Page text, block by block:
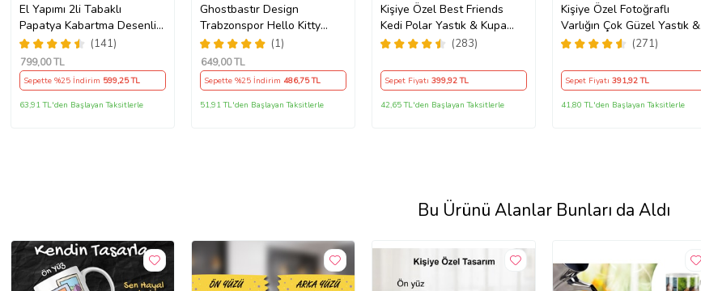
El Yapımı 2li Tabaklı
Papatya Kabartma Desenli
Beren Kupa - Seviyor
Sevmiyor
(141)
799,00 TL
Sepette %25 İndirim 599,25 TL
63,91 TL'den Başlayan Taksitlerle
Ghostbastır Design
Trabzonspor Hello Kitty
Kupa Bardak Tek Adet 089
(1)
649,00 TL
Sepette %25 İndirim 486,75 TL
51,91 TL'den Başlayan Taksitlerle
Kişiye Özel Best Friends
Kedi Polar Yastık & Kupa
Arkadaşa Hediye
(283)
Sepet Fiyatı 399,92 TL
42,65 TL'den Başlayan Taksitlerle
Kişiye Özel Fotoğraflı
Varlığın Çok Güzel Yastık &
Kupa Kutulu Hediye Seti
(271)
Sepet Fiyatı 391,92 TL
41,80 TL'den Başlayan Taksitlerle
Bu Ürünü Alanlar Bunları da Aldı